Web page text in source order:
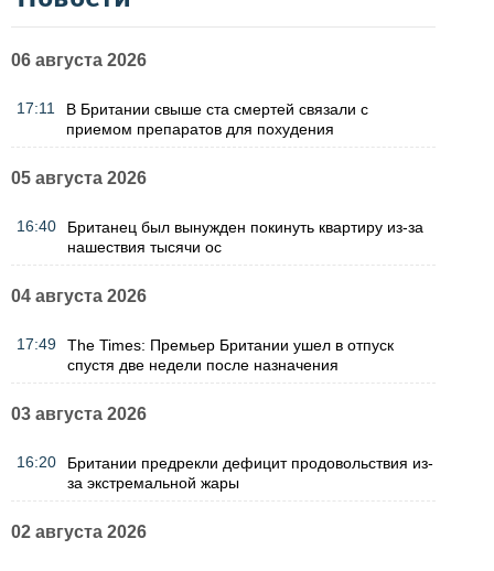
06 августа 2026
17:11
В Британии свыше ста смертей связали с
приемом препаратов для похудения
05 августа 2026
16:40
Британец был вынужден покинуть квартиру из-за
нашествия тысячи ос
04 августа 2026
17:49
The Times: Премьер Британии ушел в отпуск
спустя две недели после назначения
03 августа 2026
16:20
Британии предрекли дефицит продовольствия из-
за экстремальной жары
02 августа 2026